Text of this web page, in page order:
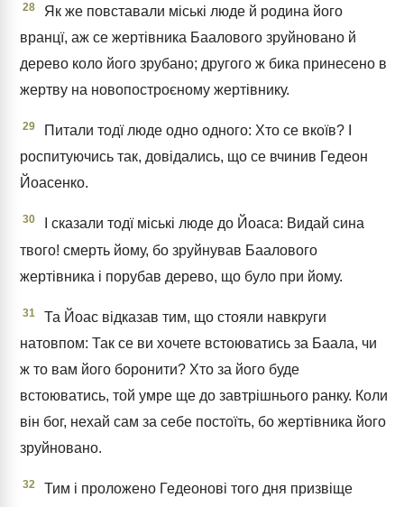
28
Як же повставали міські люде й родина його
вранцї, аж се жертівника Баалового зруйновано й
дерево коло його зрубано; другого ж бика принесено в
жертву на новопостроєному жертівнику.
29
Питали тодї люде одно одного: Хто се вкоїв? І
роспитуючись так, довідались, що се вчинив Гедеон
Йоасенко.
30
І сказали тодї міські люде до Йоаса: Видай сина
твого! смерть йому, бо зруйнував Баалового
жертівника і порубав дерево, що було при йому.
31
Та Йоас відказав тим, що стояли навкруги
натовпом: Так се ви хочете встоюватись за Баала, чи
ж то вам його боронити? Хто за його буде
встоюватись, той умре ще до завтрішнього ранку. Коли
він бог, нехай сам за себе постоїть, бо жертівника його
зруйновано.
32
Тим і проложено Гедеонові того дня призвіще